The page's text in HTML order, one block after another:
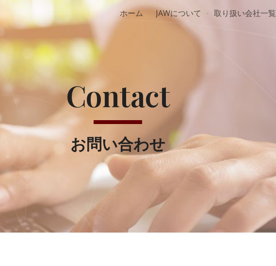
Skip to main content Skip to navigation
ホーム JAWについて 取り扱い会社一覧
Contact
お問い合わせ